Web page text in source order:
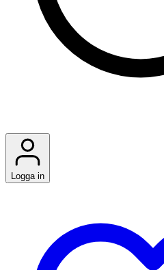
Logga in